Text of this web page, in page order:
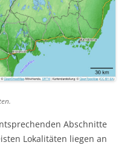
Abschnitte
Lokalitäten liegen an